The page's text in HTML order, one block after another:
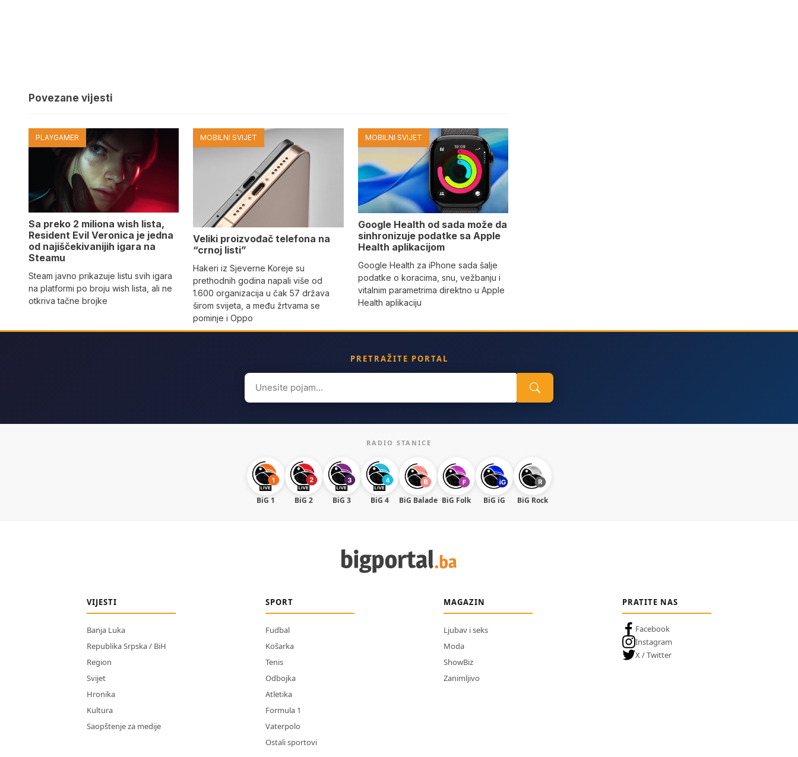
Povezane vijesti
PLAYGAMER
Sa preko 2 miliona wish lista,
Resident Evil Veronica je jedna
od najiščekivanijih igara na
Steamu
Steam javno prikazuje listu svih igara
na platformi po broju wish lista, ali ne
otkriva tačne brojke
MOBILNI SVIJET
Veliki proizvođač telefona na
“crnoj listi”
Hakeri iz Sjeverne Koreje su
prethodnih godina napali više od
1.600 organizacija u čak 57 država
širom svijeta, a među žrtvama se
pominje i Oppo
MOBILNI SVIJET
Google Health od sada može da
sinhronizuje podatke sa Apple
Health aplikacijom
Google Health za iPhone sada šalje
podatke o koracima, snu, vežbanju i
vitalnim parametrima direktno u Apple
Health aplikaciju
PRETRAŽITE PORTAL
Search
for:
RADIO STANICE
BiG 1 BiG 2 BiG 3 BiG 4 BiG Balade BiG Folk BiG iG BiG Rock
VIJESTI
Banja Luka
Republika Srpska / BiH
Region
Svijet
Hronika
Kultura
Saopštenje za medije
SPORT
Fudbal
Košarka
Tenis
Odbojka
Atletika
Formula 1
Vaterpolo
Ostali sportovi
MAGAZIN
Ljubav i seks
Moda
ShowBiz
Zanimljivo
PRATITE NAS
Facebook
Instagram
X / Twitter